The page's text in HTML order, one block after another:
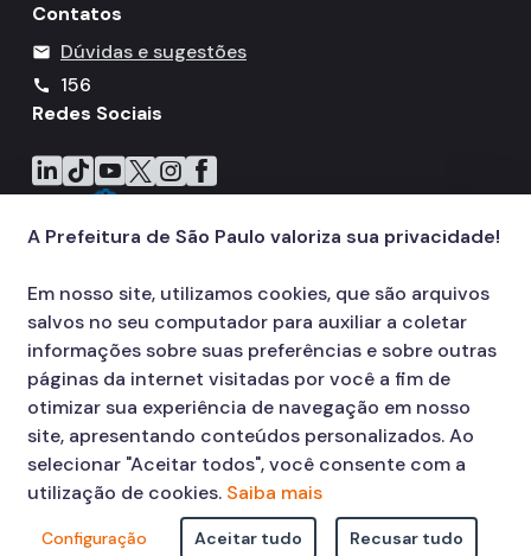
Contatos
mail Dúvidas e sugestões
call
156
Redes Sociais
Icone do LinkedIn
Icone do TikTok
Icone do YouTube
Icone do X
Icone do Instagram
Icone do Facebook
© COPYRIGHT 2026,
Prefeitura Municipal de São Paulo Viaduto do Cha,
A Prefeitura de São Paulo valoriza sua privacidade!
Em nosso site, utilizamos cookies, que são arquivos
salvos no seu computador para auxiliar a coletar
informações sobre suas preferências e sobre outras
páginas da internet visitadas por você a fim de
otimizar sua experiência de navegação em nosso
site, apresentando conteúdos personalizados. Ao
selecionar "Aceitar todos", você consente com a
utilização de cookies. Saiba mais
Configuração Aceitar tudo Recusar tudo